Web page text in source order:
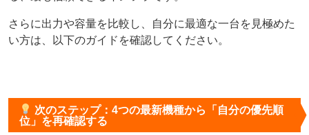
さらに出力や容量を比較し、自分に最適な一台を見極めた
い方は、以下のガイドを確認してください。
次のステップ：4つの最新機種から「自分の優先順
位」を再確認する